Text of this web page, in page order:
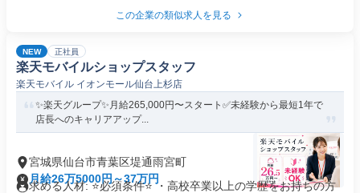
この企業の類似求人を見る
NEW 正社員
楽天モバイルショップスタッフ
楽天モバイル イオンモール仙台上杉店
✨楽天グループ✨月給265,000円〜スタート✅未経験から最短1年で
店長へのキャリアアップ...
宮城県仙台市青葉区堤通雨宮町
月給26万5000円～37万円
求める人材: ⭐必須条件⭐ ・高校卒業以上の学歴をお持ちの方